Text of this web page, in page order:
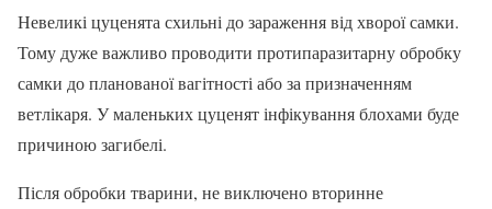
Невеликі цуценята схильні до зараження від хворої самки.
Тому дуже важливо проводити протипаразитарну обробку
самки до планованої вагітності або за призначенням
ветлікаря. У маленьких цуценят інфікування блохами буде
причиною загибелі.
Після обробки тварини, не виключено вторинне